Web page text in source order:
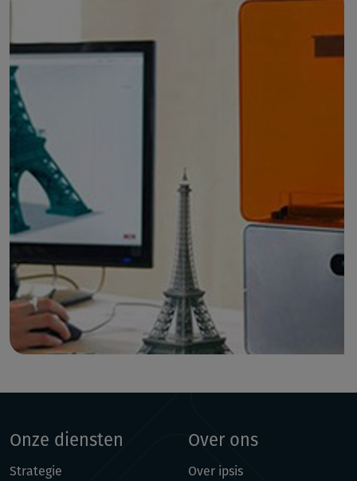
Onze diensten
Strategie
Over ons
Over ipsis